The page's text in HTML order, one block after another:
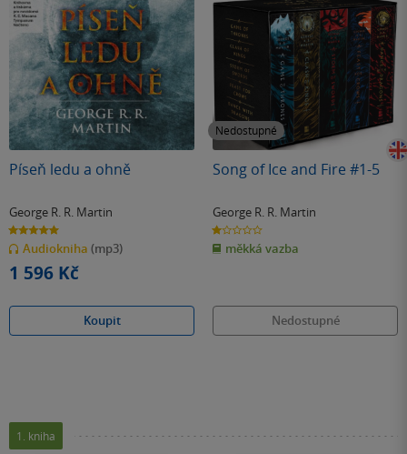
Píseň ledu a ohně
George R. R. Martin
5.0
z
5
hvězdiček
Audiokniha (mp3)
1 596 Kč
Koupit
Nedostupné
Song of Ice and Fire #1-5
George R. R. Martin
1.0
z
5
hvězdiček
měkká vazba
Nedostupné
1. kniha